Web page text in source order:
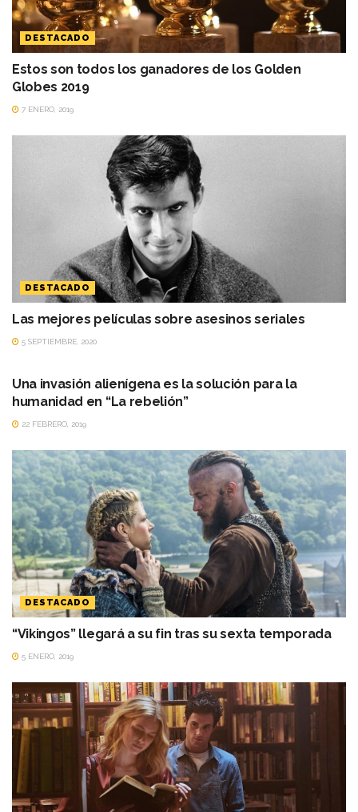
DESTACADO
Estos son todos los ganadores de los Golden
Globes 2019
7 ENERO, 2019
DESTACADO
Las mejores películas sobre asesinos seriales
5 SEPTIEMBRE, 2020
Una invasión alienígena es la solución para la
humanidad en “La rebelión”
22 FEBRERO, 2019
DESTACADO
“Vikingos” llegará a su fin tras su sexta temporada
5 ENERO, 2019